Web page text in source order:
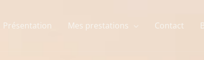
Présentation Mes prestations Contact